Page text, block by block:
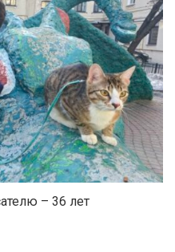
– 36 лет